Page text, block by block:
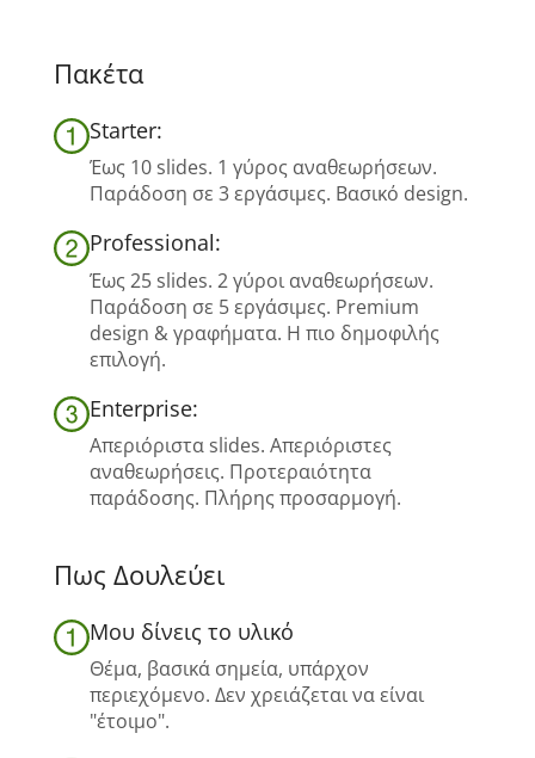
Πακέτα
Starter:
Έως 10 slides. 1 γύρος αναθεωρήσεων.
Παράδοση σε 3 εργάσιμες. Βασικό design.
Professional:
Έως 25 slides. 2 γύροι αναθεωρήσεων.
Παράδοση σε 5 εργάσιμες. Premium
design & γραφήματα. Η πιο δημοφιλής
επιλογή.
Enterprise:
Απεριόριστα slides. Απεριόριστες
αναθεωρήσεις. Προτεραιότητα
παράδοσης. Πλήρης προσαρμογή.
Πως Δουλεύει
Μου δίνεις το υλικό
Θέμα, βασικά σημεία, υπάρχον
περιεχόμενο. Δεν χρειάζεται να είναι
"έτοιμο".